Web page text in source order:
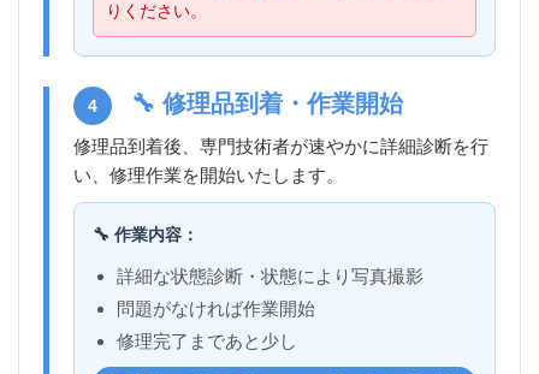
りください。
4 🔧 修理品到着・作業開始
修理品到着後、専門技術者が速やかに詳細診断を行
い、修理作業を開始いたします。
🔧 作業内容：
詳細な状態診断・状態により写真撮影
問題がなければ作業開始
修理完了まであと少し